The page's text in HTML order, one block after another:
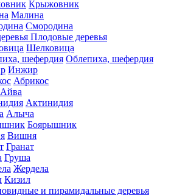
Крыжовник
Малина
Смородина
Плодовые деревья
Шелковица
Облепиха, шефердия
Инжир
Абрикос
Айва
Актинидия
Алыча
Боярышник
Вишня
Гранат
Груша
Жердела
Кизил